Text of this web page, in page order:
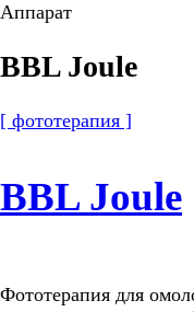
Аппарат
BBL Joule
[ фототерапия ]
BBL Joule
Фототерапия для